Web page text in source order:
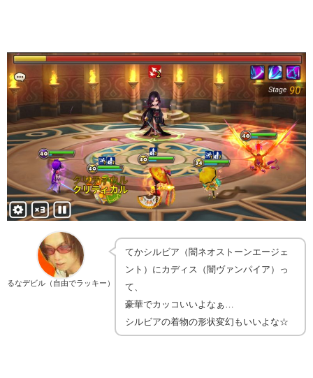
るなデビル（自由でラッキー）
てかシルビア（闇ネオストーンエージェ
ント）にカディス（闇ヴァンパイア）っ
て、
豪華でカッコいいよなぁ…
シルビアの着物の形状変幻もいいよな☆